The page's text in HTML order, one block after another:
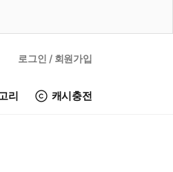
로그인 / 회원가입
리 캐시충전